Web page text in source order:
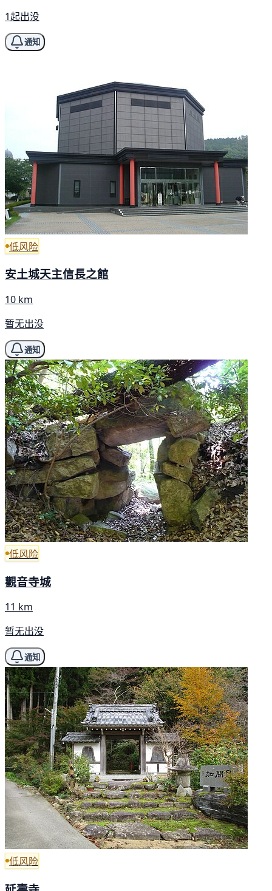
1起出没
通知
低风险
安土城天主信長之館
10 km
暂无出没
通知
低风险
觀音寺城
11 km
暂无出没
通知
低风险